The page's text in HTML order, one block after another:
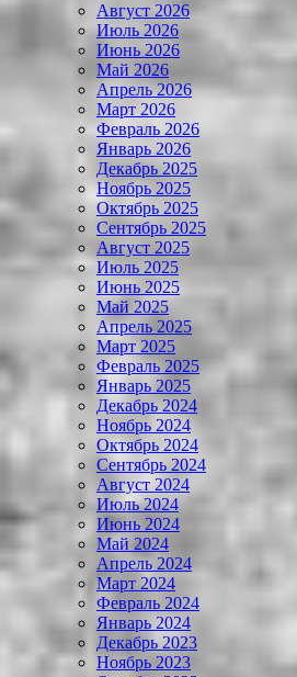
Август 2026
Июль 2026
Июнь 2026
Май 2026
Апрель 2026
Март 2026
Февраль 2026
Январь 2026
Декабрь 2025
Ноябрь 2025
Октябрь 2025
Сентябрь 2025
Август 2025
Июль 2025
Июнь 2025
Май 2025
Апрель 2025
Март 2025
Февраль 2025
Январь 2025
Декабрь 2024
Ноябрь 2024
Октябрь 2024
Сентябрь 2024
Август 2024
Июль 2024
Июнь 2024
Май 2024
Апрель 2024
Март 2024
Февраль 2024
Январь 2024
Декабрь 2023
Ноябрь 2023